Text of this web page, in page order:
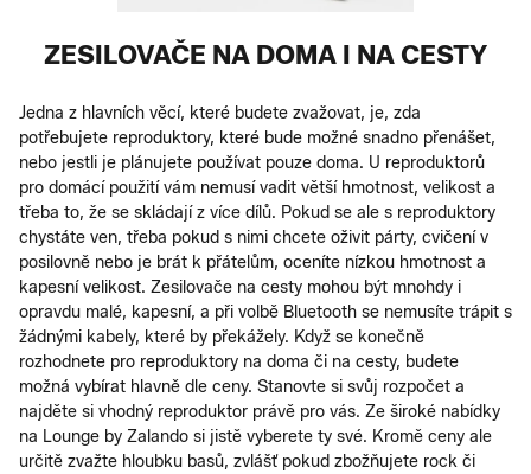
ZESILOVAČE NA DOMA I NA CESTY
Jedna z hlavních věcí, které budete zvažovat, je, zda
potřebujete reproduktory, které bude možné snadno přenášet,
nebo jestli je plánujete používat pouze doma. U reproduktorů
pro domácí použití vám nemusí vadit větší hmotnost, velikost a
třeba to, že se skládají z více dílů. Pokud se ale s reproduktory
chystáte ven, třeba pokud s nimi chcete oživit párty, cvičení v
posilovně nebo je brát k přátelům, oceníte nízkou hmotnost a
kapesní velikost. Zesilovače na cesty mohou být mnohdy i
opravdu malé, kapesní, a při volbě Bluetooth se nemusíte trápit s
žádnými kabely, které by překážely. Když se konečně
rozhodnete pro reproduktory na doma či na cesty, budete
možná vybírat hlavně dle ceny. Stanovte si svůj rozpočet a
najděte si vhodný reproduktor právě pro vás. Ze široké nabídky
na Lounge by Zalando si jistě vyberete ty své. Kromě ceny ale
určitě zvažte hloubku basů, zvlášť pokud zbožňujete rock či